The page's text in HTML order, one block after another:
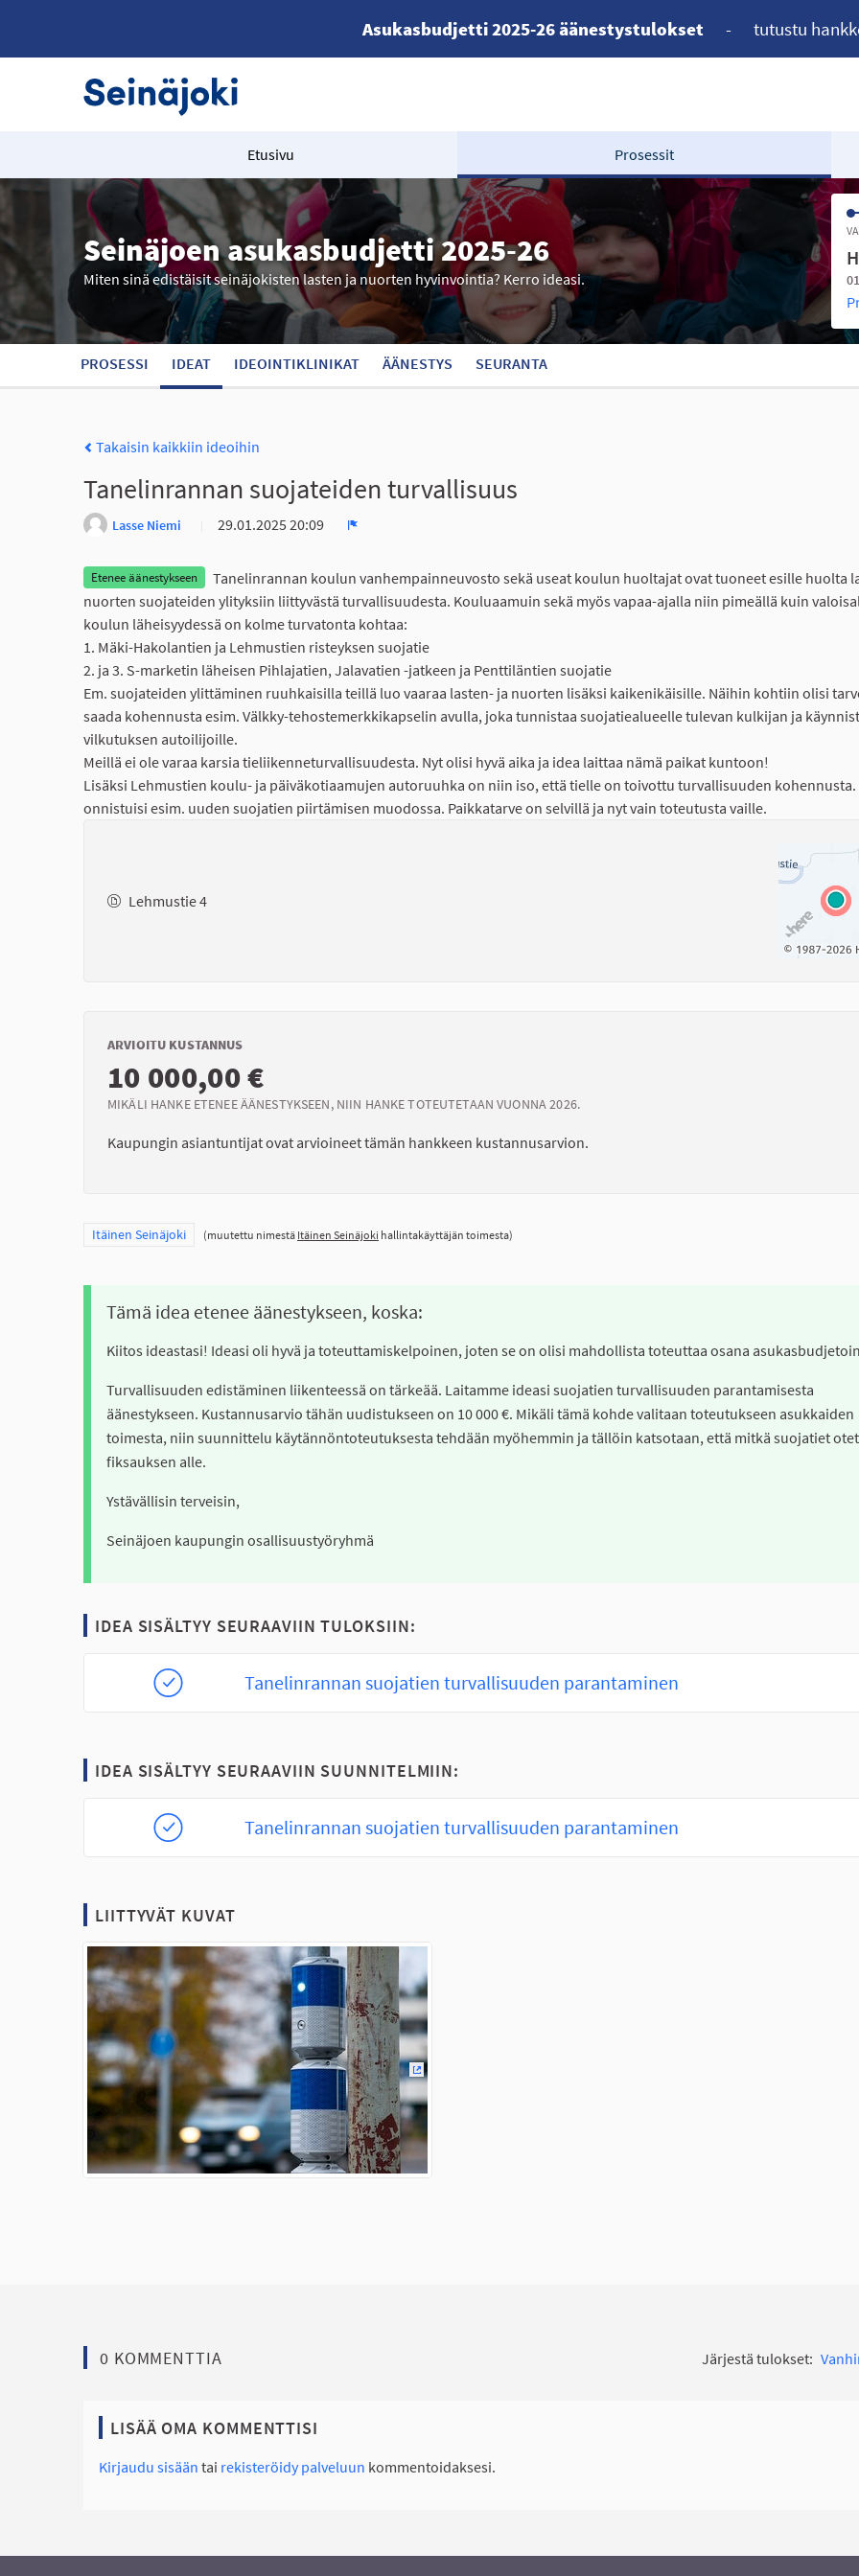
Asukasbudjetti 2025-26 äänestystulokset - tutustu
Etusivu Prosessit
Seinäjoen asukasbudjetti 2025-26
Miten sinä edistäisit seinäjokisten lasten ja nuorten hyvinvointia? Kerro ideasi.
PROSESSI IDEAT IDEOINTIKLINIKAT ÄÄNESTYS SEURANTA
Takaisin kaikkiin ideoihin
Tanelinrannan suojateiden turvallisuus
Lasse Niemi
29.01.2025 20:09
Etenee äänestykseen
Tanelinrannan koulun vanhempainneuvosto sekä useat koulun huoltajat ovat tuoneet esille huolta
nuorten suojateiden ylityksiin liittyvästä turvallisuudesta. Kouluaamuin sekä myös vapaa-ajalla niin pimeällä kuin
koulun läheisyydessä on kolme turvatonta kohtaa:
1. Mäki-Hakolantien ja Lehmustien risteyksen suojatie
2. ja 3. S-marketin läheisen Pihlajatien, Jalavatien -jatkeen ja Penttiläntien suojatie
Em. suojateiden ylittäminen ruuhkaisilla teillä luo vaaraa lasten- ja nuorten lisäksi kaikenikäisille. Näihin kohtiin olisi
saada kohennusta esim. Välkky-tehostemerkkikapselin avulla, joka tunnistaa suojatiealueelle tulevan kulkijan ja
vilkutuksen autoilijoille.
Meillä ei ole varaa karsia tieliikenneturvallisuudesta. Nyt olisi hyvä aika ja idea laittaa nämä paikat kuntoon!
Lisäksi Lehmustien koulu- ja päiväkotiaamujen autoruuhka on niin iso, että tielle on toivottu turvallisuuden kohennusta.
onnistuisi esim. uuden suojatien piirtämisen muodossa. Paikkatarve on selvillä ja nyt vain toteutusta vaille.
Lehmustie 4
ARVIOITU KUSTANNUS
10 000,00 €
MIKÄLI HANKE ETENEE ÄÄNESTYKSEEN, NIIN HANKE TOTEUTETAAN VUONNA 2026.
Kaupungin asiantuntijat ovat arvioineet tämän hankkeen kustannusarvion.
Rajaa tulokset teeman mukaan: Itäinen Seinäjoki
Itäinen Seinäjoki (muutettu nimestä Itäinen Seinäjoki hallintakäyttäjän toimesta)
Tämä idea etenee äänestykseen, koska:
Kiitos ideastasi! Ideasi oli hyvä ja toteuttamiskelpoinen, joten se on olisi mahdollista toteuttaa osana
Turvallisuuden edistäminen liikenteessä on tärkeää. Laitamme ideasi suojatien turvallisuuden parantamisesta
äänestykseen. Kustannusarvio tähän uudistukseen on 10 000 €. Mikäli tämä kohde valitaan toteutukseen asukkaiden
toimesta, niin suunnittelu käytännöntoteutuksesta tehdään myöhemmin ja tällöin katsotaan, että mitkä suojatiet
fiksauksen alle.
Ystävällisin terveisin,
Seinäjoen kaupungin osallisuustyöryhmä
IDEA SISÄLTYY SEURAAVIIN TULOKSIIN:
Tanelinrannan suojatien turvallisuuden parantaminen
IDEA SISÄLTYY SEURAAVIIN SUUNNITELMIIN:
Tanelinrannan suojatien turvallisuuden parantaminen
LIITTYVÄT KUVAT
(Ulkoinen linkki)
0 KOMMENTTIA Järjestä tulokset:
LISÄÄ OMA KOMMENTTISI
Kirjaudu sisään tai rekisteröidy palveluun kommentoidaksesi.